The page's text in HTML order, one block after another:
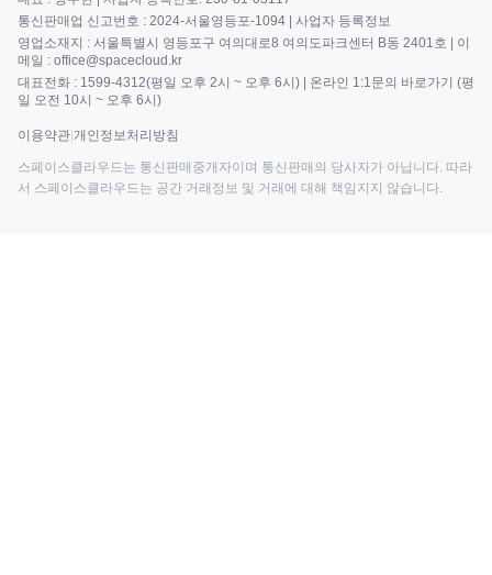
통신판매업 신고번호 : 2024-서울영등포-1094 | 사업자 등록정보
영업소재지 : 서울특별시 영등포구 여의대로8 여의도파크센터 B동 2401호 | 이
메일 : office@spacecloud.kr
대표전화 : 1599-4312(평일 오후 2시 ~ 오후 6시) | 온라인 1:1문의 바로가기 (평
일 오전 10시 ~ 오후 6시)
이용약관 개인정보처리방침
스페이스클라우드는 통신판매중개자이며 통신판매의 당사자가 아닙니다. 따라
서 스페이스클라우드는 공간 거래정보 및 거래에 대해 책임지지 않습니다.